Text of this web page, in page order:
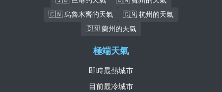
🇨🇳 烏魯木齊的天氣
🇨🇳 杭州的天氣
🇨🇳 蘭州的天氣
極端天氣
即時最熱城市
目前最冷城市